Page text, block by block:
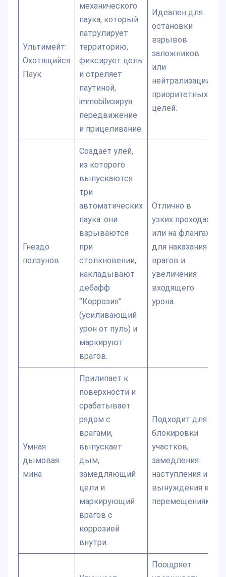
Ультимейт:
Охотящийся
Паук
механического
паука, который
патрулирует
территорию,
фиксирует цель
и стреляет
паутиной,
immobilизируя
передвижение
и прицеливание.
Идеален для
остановки
взрывов
заложников
или
нейтрализации
приоритетных
целей.
Гнездо
ползунов
Создаёт улей,
из которого
выпускаются
три
автоматических
паука: они
взрываются
при
столкновении,
накладывают
дебафф
“Коррозия”
(усиливающий
урон от пуль) и
маркируют
врагов.
Отлично в
узких проходах
или на флангах
для наказания
врагов и
увеличения
входящего
урона.
Умная
дымовая
мина
Прилипает к
поверхности и
срабатывает
рядом с
врагами,
выпускает
дым,
замедляющий
цели и
маркирующий
врагов с
коррозией
внутри.
Подходит для
блокировки
участков,
замедления
наступления и
вынуждения к
перемещениям.
Поощряет